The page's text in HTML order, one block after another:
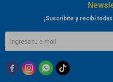
¡Suscribite y recibí
  